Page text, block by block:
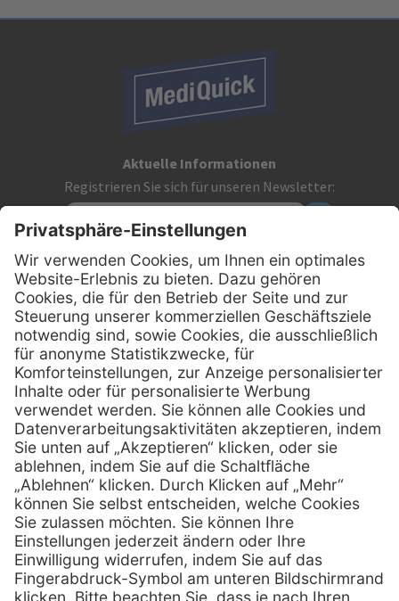
Aktuelle Informationen
Registrieren Sie sich für unseren Newsletter:
Kontakt
MediQuick Arzt- und Krankenhausbedarfshandel GmbH
Hans-Wunderlich-Straße 7
D-49078 Osnabrück
Telefon:0800 - 633 43 66
E-Mail: info @ mediquick.de
Services
Serviceversprechen
Sprechstundenbedarf
Retoure anmelden
Hilfe
FAQs
Kontakt
Lob & Kritik